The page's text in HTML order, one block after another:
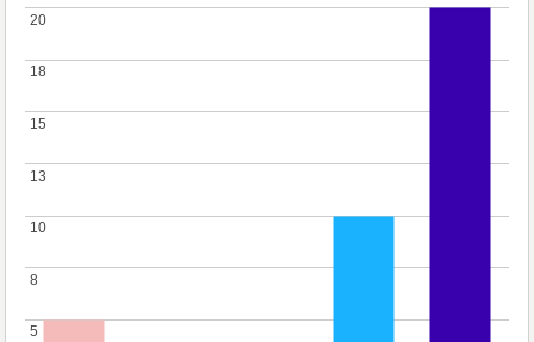
5
5
8
8
10
10
13
13
15
15
18
18
20
20